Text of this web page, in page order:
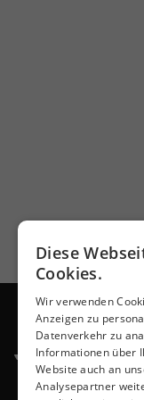
Diese
Cookies.
Wir verwenden
Anzeigen zu
Datenverkehr zu
Informationen über
Website auch an
Analysepartner